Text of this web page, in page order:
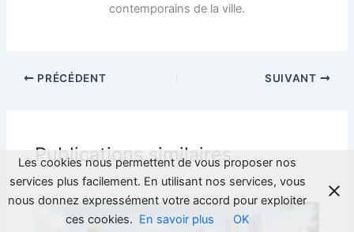
contemporains de la ville.
PRÉCÉDENT SUIVANT
Publications similaires
Les cookies nous permettent de vous proposer nos
services plus facilement. En utilisant nos services, vous
nous donnez expressément votre accord pour exploiter
ces cookies. En savoir plus OK